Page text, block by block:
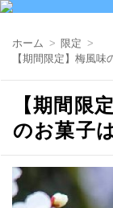
ホーム
限定
【期間限定】梅風
【期間限
のお菓子